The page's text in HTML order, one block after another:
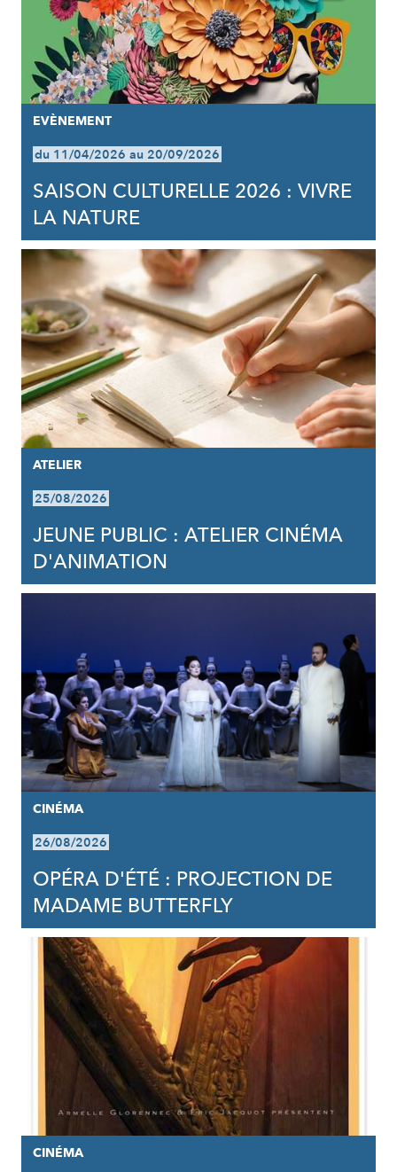
EVÈNEMENT
du 11/04/2026 au 20/09/2026
SAISON CULTURELLE 2026 : VIVRE
LA NATURE
ATELIER
25/08/2026
JEUNE PUBLIC : ATELIER CINÉMA
D'ANIMATION
CINÉMA
26/08/2026
OPÉRA D'ÉTÉ : PROJECTION DE
MADAME BUTTERFLY
CINÉMA